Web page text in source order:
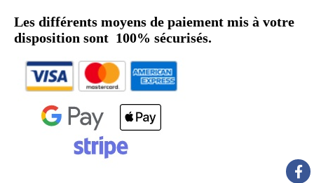
Les différents moyens de paiement mis à votre
disposition sont 100% sécurisés.